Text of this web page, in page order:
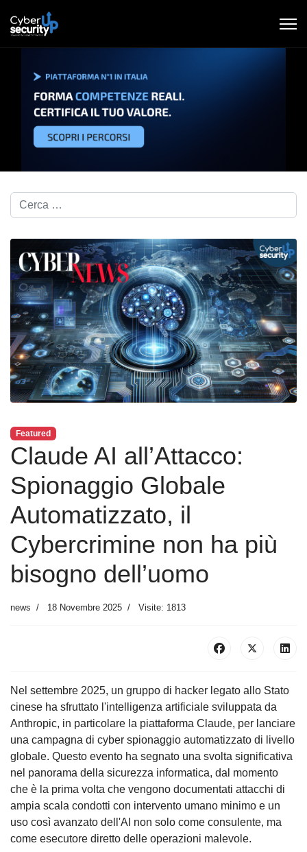
Cerca nel blog...
Featured
Claude AI all’Attacco:
Spionaggio Globale
Automatizzato, il
Cybercrimine non ha più
bisogno dell’uomo
news 18 Novembre 2025 Visite: 1813
Nel settembre 2025, un gruppo di hacker legato allo Stato
cinese ha sfruttato l'intelligenza artificiale sviluppata da
Anthropic, in particolare la piattaforma Claude, per lanciare
una campagna di cyber spionaggio automatizzato di livello
globale. Questo evento ha segnato una svolta significativa
nel panorama della sicurezza informatica, dal momento
che è la prima volta che vengono documentati attacchi di
ampia scala condotti con intervento umano minimo e un
uso così avanzato dell'AI non solo come consulente, ma
come esecutore diretto delle operazioni malevole.